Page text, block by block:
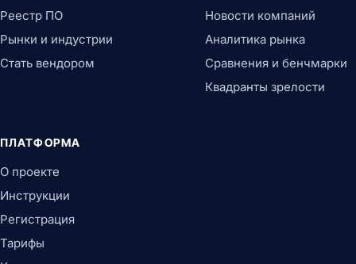
Реестр ПО
Рынки и индустрии
Стать вендором
Новости компаний
Аналитика рынка
Сравнения и бенчмарки
Квадранты зрелости
ПЛАТФОРМА
О проекте
Инструкции
Регистрация
Тарифы